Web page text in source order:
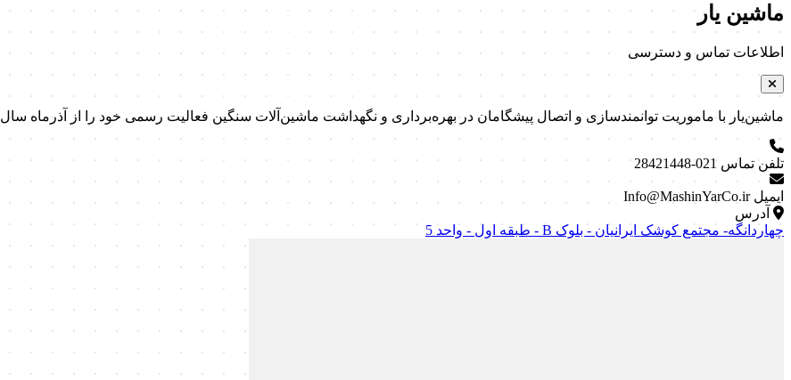
ماشین یار
اطلاعات تماس و دسترسی
ماشین‌یار با ماموریت توانمندسازی و اتصال پیشگامان در بهره‌برداری و نگهداشت ماشین‌آلات سنگین فعالیت رسمی خود را از آذرماه سال ۱۳۹۷ آغاز کرد.
تلفن تماس 021-28421448
ایمیل Info@MashinYarCo.ir
آدرس
چهاردانگه- مجتمع کوشک ایرانیان - بلوک B - طبقه اول - واحد 5